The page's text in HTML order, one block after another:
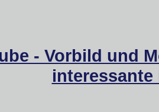
- Vorbild und